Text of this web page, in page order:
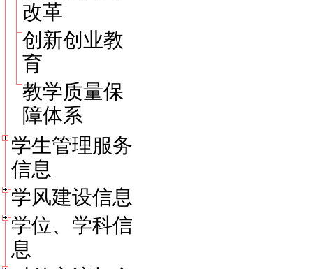
改革
创新创业教
育
教学质量保
障体系
学生管理服务
信息
学风建设信息
学位、学科信
息